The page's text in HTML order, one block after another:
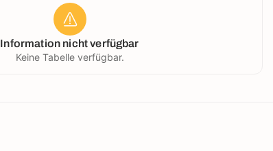
Information nicht verfügbar
Keine Tabelle verfügbar.